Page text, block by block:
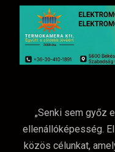
„Senki sem győz
ellenállóképesség.
közös célunkat,